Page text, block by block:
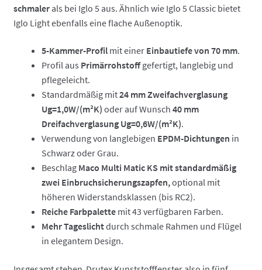
schmalerals bei Iglo 5 aus. Ähnlich wie Iglo 5 Classic bietet
Iglo Light ebenfalls eine flache Außenoptik.
5-Kammer-Profilmit einer Einbautiefe von 70 mm.
Profil aus Primärrohstoffgefertigt, langlebig und
pflegeleicht.
Standardmäßig mit24 mm Zweifachverglasung
Ug=1,0W/(m²K) oder auf Wunsch 40 mm
Dreifachverglasung Ug=0,6W/(m²K).
Verwendung von langlebigen EPDM-Dichtungen in
Schwarz oder Grau.
Beschlag Maco Multi Matic KS mit standardmäßig
zwei Einbruchsicherungszapfen,optional mit
höheren Widerstandsklassen (bis RC2).
Reiche Farbpalettemit 43 verfügbaren Farben.
Mehr Tageslichtdurch schmale Rahmen und Flügel
in elegantem Design.